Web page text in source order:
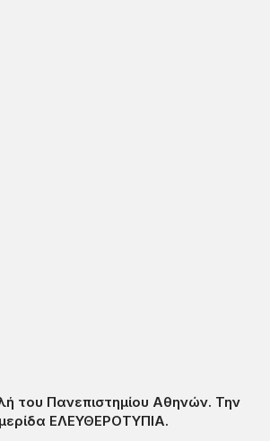
του Πανεπιστημίου Αθηνών. Την
ΕΛΕΥΘΕΡΟΤΥΠΙΑ.